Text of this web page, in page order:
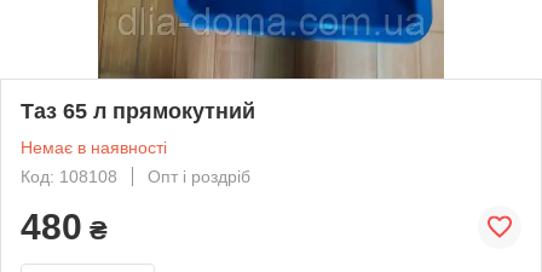
Таз 65 л прямокутний
Немає в наявності
Код: 108108
Опт і роздріб
480 ₴